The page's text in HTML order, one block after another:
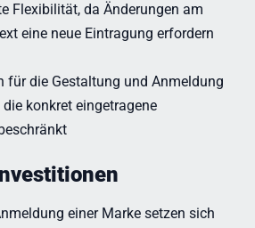
Flexibilität, da Änderungen am
eine neue Eintragung erfordern
für die Gestaltung und Anmeldung
konkret eingetragene
einer Marke setzen sich